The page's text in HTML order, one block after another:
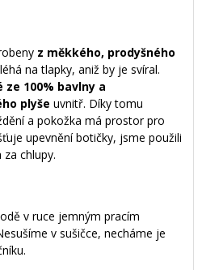
z měkkého, prodyšného
na tlapky, aniž by je svíral.
100% bavlny a
plyše uvnitř. Díky tomu
a pokožka má prostor pro
upevnění botičky, jsme použili
chlupy.
v ruce jemným pracím
v sušičce, necháme je